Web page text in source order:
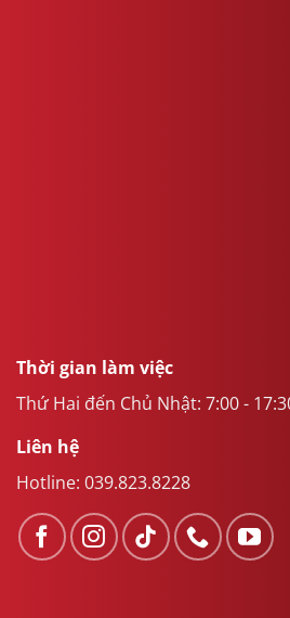
Thời gian làm việc
Thứ Hai đến Chủ Nhật: 7:00 -
Liên hệ
Hotline: 039.823.8228